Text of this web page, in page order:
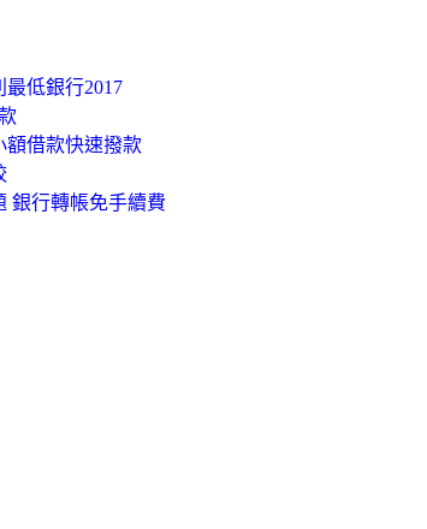
低銀行2017
額借款快速撥款
銀行轉帳免手續費